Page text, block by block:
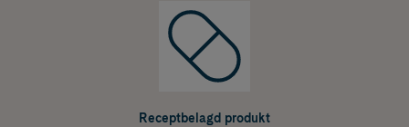
Receptbelagd produkt